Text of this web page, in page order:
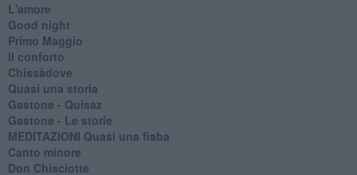
L'amore
Good night
Primo Maggio
Il conforto
Chissàdove
Quasi una storia
Gastone - Quisaz
Gastone - Le storie
MEDITAZIONI Quasi una fiaba
Canto minore
Don Chisciotte